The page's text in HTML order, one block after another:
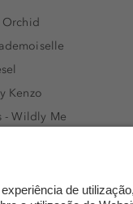
Orchid
Kenzo
- Wildly Me
Men